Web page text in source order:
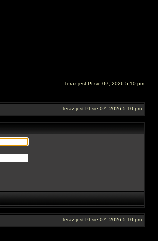
Teraz jest Pt sie 07, 2026 5:10 pm
Teraz jest Pt sie 07, 2026 5:10 pm
Teraz jest Pt sie 07, 2026 5:10 pm